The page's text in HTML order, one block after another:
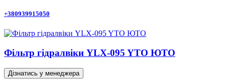
+380939915050
Фільтр гідралвіки YLX-095 YTO ЮТО
Дізнатись у менеджера